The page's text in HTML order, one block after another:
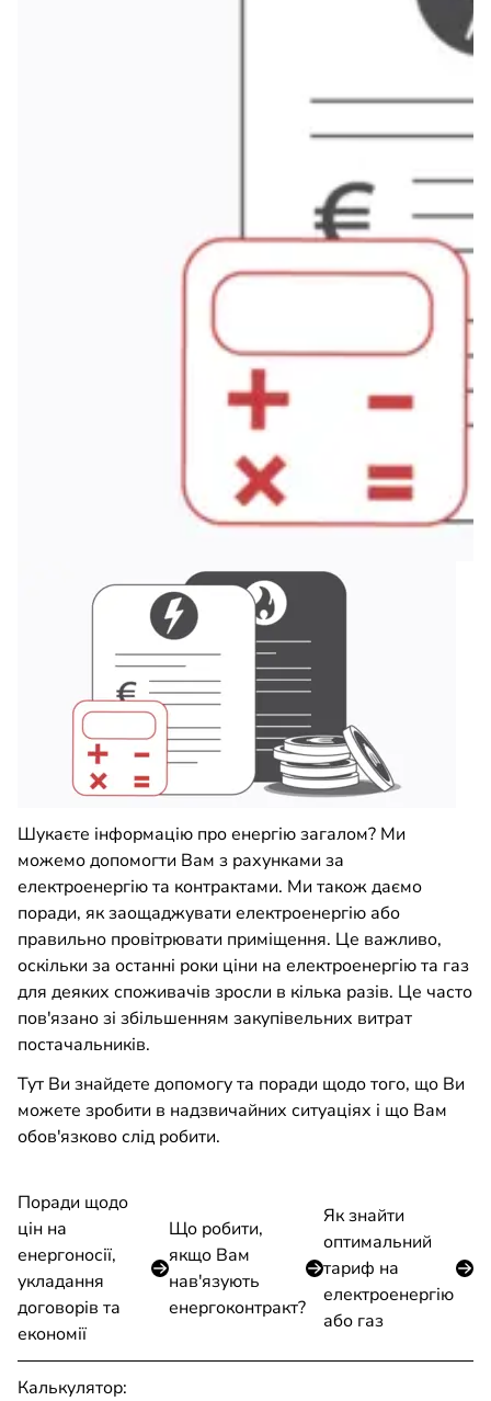
Шукаєте інформацію про енергію загалом? Ми
можемо допомогти Вам з рахунками за
електроенергію та контрактами. Ми також даємо
поради, як заощаджувати електроенергію або
правильно провітрювати приміщення. Це важливо,
оскільки за останні роки ціни на електроенергію та газ
для деяких споживачів зросли в кілька разів. Це часто
пов'язано зі збільшенням закупівельних витрат
постачальників.
Тут Ви знайдете допомогу та поради щодо того, що Ви
можете зробити в надзвичайних ситуаціях і що Вам
обов'язково слід робити.
Поради щодо
цін на
енергоносії,
укладання
договорів та
економії
Що робити,
якщо Вам
нав'язують
енергоконтракт?
Як знайти
оптимальний
тариф на
електроенергію
або газ
Калькулятор: